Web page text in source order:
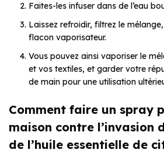
Faites-les infuser dans de l’eau
Laissez refroidir, filtrez le
flacon vaporisateur.
Vous pouvez ainsi vaporiser le
et vos textiles, et garder votre
de main pour une utilisation
Comment faire un spray
maison contre l’invasion
de l’huile essentielle de